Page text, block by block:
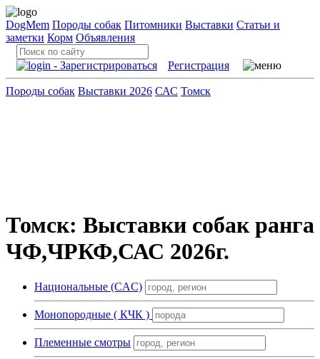
DogMem Породы собак Питомники Выставки Статьи и
заметки Корм Объявления
Регистрация
Породы собак Выставки 2026 САС Томск
Томск: Выставки собак ранга
ЧФ,ЧРКФ,САС 2026г.
Национальные (CAC)
Монопородные ( КЧК )
Племенные смотры